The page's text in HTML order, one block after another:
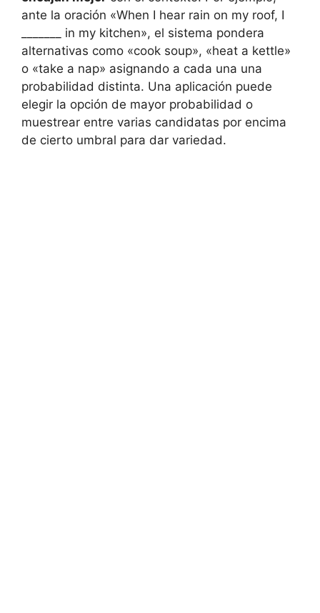
ante la oración «When I hear rain on my roof, I
_______ in my kitchen», el sistema pondera
alternativas como «cook soup», «heat a kettle»
o «take a nap» asignando a cada una una
probabilidad distinta. Una aplicación puede
elegir la opción de mayor probabilidad o
muestrear entre varias candidatas por encima
de cierto umbral para dar variedad.